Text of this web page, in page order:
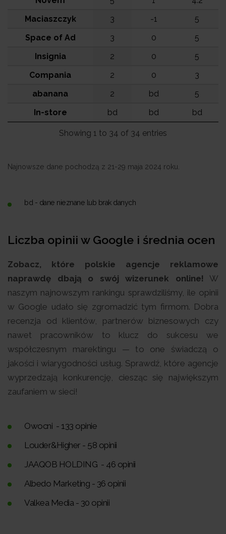
Maciaszczyk
3 -1
5
Space of Ad
3 0
5
Insignia
2 0
5
Compania
2 0
3
abanana
2 bd
5
In-store
bd bd bd
Showing 1 to 34 of 34 entries
Najnowsze dane pochodzą z 21-29 maja 2024 roku.
bd - dane nieznane lub brak danych
Liczba opinii w Google i średnia ocen
Zobacz, które polskie agencje reklamowe
naprawdę dbają o swój wizerunek online! W
naszym najnowszym rankingu sprawdziliśmy, ile opinii
w Google udało się zgromadzić tym firmom. Dobra
recenzja od klientów, partnerów biznesowych czy
nawet pracowników to klucz do sukcesu we
współczesnym marektingu — to one świadczą o
jakości i wiarygodności usług. Sprawdź, które agencje
wyprzedzają konkurencję, ciesząc się największym
zaufaniem w sieci!
Owocni - 133 opinie
Louder&Higher - 58 opinii
JAAQOB HOLDING - 46 opinii
Albedo Marketing - 36 opinii
Valkea Media - 30 opinii